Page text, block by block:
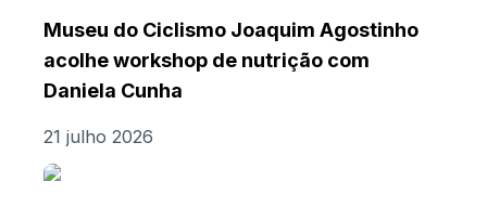
Museu do Ciclismo Joaquim Agostinho
acolhe workshop de nutrição com
Daniela Cunha
21 julho 2026